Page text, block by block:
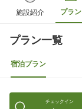
施設紹介 プラン
プラン一覧
宿泊プラン
チェックイン